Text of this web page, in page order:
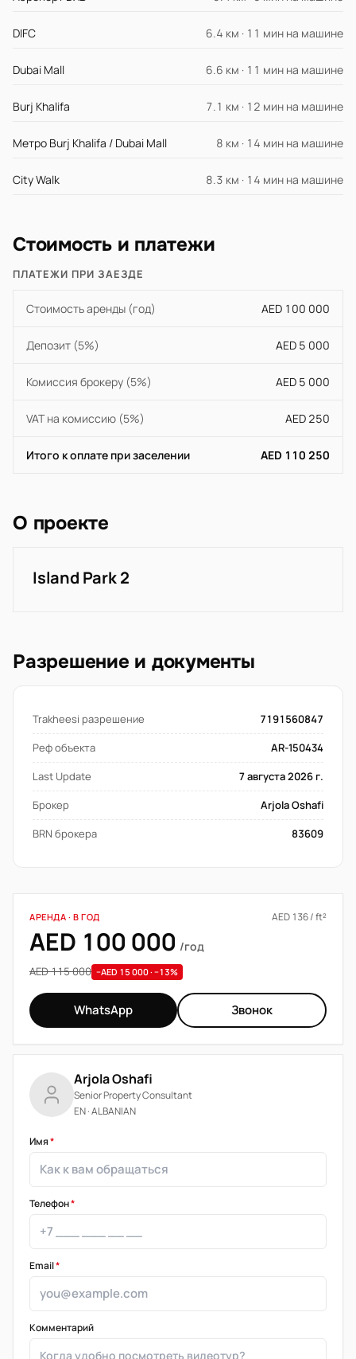
DIFC 6.4 км · 11 мин на машине
Dubai Mall 6.6 км · 11 мин на машине
Burj Khalifa 7.1 км · 12 мин на машине
Метро Burj Khalifa / Dubai Mall 8 км · 14 мин на машине
City Walk 8.3 км · 14 мин на машине
Стоимость и платежи
ПЛАТЕЖИ ПРИ ЗАЕЗДЕ
Стоимость аренды (год) AED 100 000
Депозит (5%) AED 5 000
Комиссия брокеру (5%) AED 5 000
VAT на комиссию (5%) AED 250
Итого к оплате при заселении AED 110 250
О проекте
Island Park 2
Разрешение и документы
Trakheesi разрешение
7191560847
Реф объекта
AR-150434
Last Update
7 августа 2026 г.
Брокер
Arjola Oshafi
BRN брокера
83609
АРЕНДА · В ГОД AED 136 / ft²
AED 100 000 /год
AED 115 000 −AED 15 000 · −13%
WhatsApp Звонок
Arjola Oshafi
Senior Property Consultant
EN · ALBANIAN
Имя*
Телефон*
Email*
Комментарий